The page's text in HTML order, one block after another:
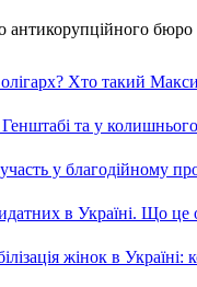
антикорупційного
Хто такий
та у
у благодійному
в Україні. Що це
жінок в Україні: